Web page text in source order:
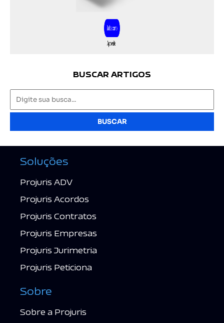
BUSCAR ARTIGOS
BUSCAR
Soluções
Projuris ADV
Projuris Acordos
Projuris Contratos
Projuris Empresas
Projuris Jurimetria
Projuris Peticiona
Sobre
Sobre a Projuris